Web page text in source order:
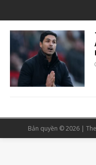
Bản quyền © 2026 |